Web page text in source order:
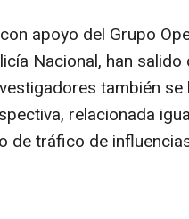
apoyo del Grupo
Nacional, han
también
relacionada
de tráfico de